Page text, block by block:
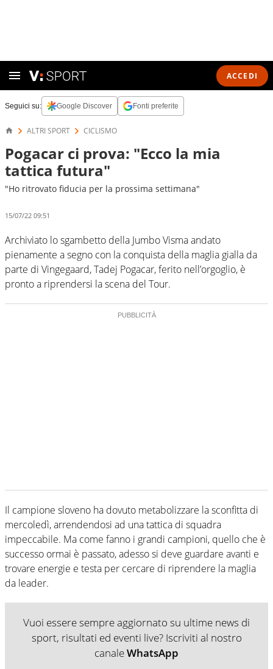
ACCEDI
Seguici su: Google Discover Fonti preferite
ALTRI SPORT CICLISMO
Pogacar ci prova: "Ecco la mia
tattica futura"
"Ho ritrovato fiducia per la prossima settimana"
15/07/22 09:51
Archiviato lo sgambetto della Jumbo Visma andato
pienamente a segno con la conquista della maglia gialla da
parte di Vingegaard, Tadej Pogacar, ferito nell’orgoglio, è
pronto a riprendersi la scena del Tour.
Il campione sloveno ha dovuto metabolizzare la sconfitta di
mercoledì, arrendendosi ad una tattica di squadra
impeccabile. Ma come fanno i grandi campioni, quello che è
successo ormai è passato, adesso si deve guardare avanti e
trovare energie e testa per cercare di riprendere la maglia
da leader.
Vuoi essere sempre aggiornato su ultime news di
sport, risultati ed eventi live? Iscriviti al nostro
canaleWhatsApp